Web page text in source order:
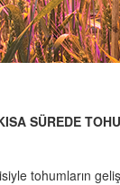
SÜREDE
tohumların